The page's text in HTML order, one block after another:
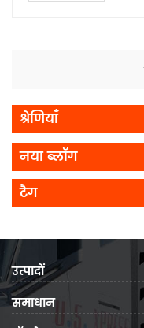
श्रेणियाँ
नया ब्लॉग
टैग
उत्पादों
समाधान